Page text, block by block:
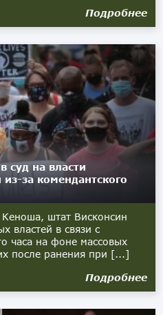
Подробнее
суд на власти
за комендантского
штат Висконсин
властей в связи с
часа на фоне массовых
после ранения при [...]
Подробнее